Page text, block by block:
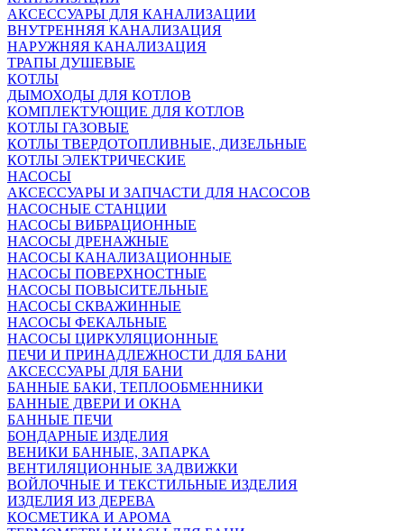
АКСЕССУАРЫ ДЛЯ КАНАЛИЗАЦИИ
ВНУТРЕННЯЯ КАНАЛИЗАЦИЯ
НАРУЖНЯЯ КАНАЛИЗАЦИЯ
ТРАПЫ ДУШЕВЫЕ
КОТЛЫ
ДЫМОХОДЫ ДЛЯ КОТЛОВ
КОМПЛЕКТУЮЩИЕ ДЛЯ КОТЛОВ
КОТЛЫ ГАЗОВЫЕ
КОТЛЫ ТВЕРДОТОПЛИВНЫЕ, ДИЗЕЛЬНЫЕ
КОТЛЫ ЭЛЕКТРИЧЕСКИЕ
НАСОСЫ
АКСЕССУАРЫ И ЗАПЧАСТИ ДЛЯ НАСОСОВ
НАСОСНЫЕ СТАНЦИИ
НАСОСЫ ВИБРАЦИОННЫЕ
НАСОСЫ ДРЕНАЖНЫЕ
НАСОСЫ КАНАЛИЗАЦИОННЫЕ
НАСОСЫ ПОВЕРХНОСТНЫЕ
НАСОСЫ ПОВЫСИТЕЛЬНЫЕ
НАСОСЫ СКВАЖИННЫЕ
НАСОСЫ ФЕКАЛЬНЫЕ
НАСОСЫ ЦИРКУЛЯЦИОННЫЕ
ПЕЧИ И ПРИНАДЛЕЖНОСТИ ДЛЯ БАНИ
АКСЕССУАРЫ ДЛЯ БАНИ
БАННЫЕ БАКИ, ТЕПЛООБМЕННИКИ
БАННЫЕ ДВЕРИ И ОКНА
БАННЫЕ ПЕЧИ
БОНДАРНЫЕ ИЗДЕЛИЯ
ВЕНИКИ БАННЫЕ, ЗАПАРКА
ВЕНТИЛЯЦИОННЫЕ ЗАДВИЖКИ
ВОЙЛОЧНЫЕ И ТЕКСТИЛЬНЫЕ ИЗДЕЛИЯ
ИЗДЕЛИЯ ИЗ ДЕРЕВА
КОСМЕТИКА И АРОМА